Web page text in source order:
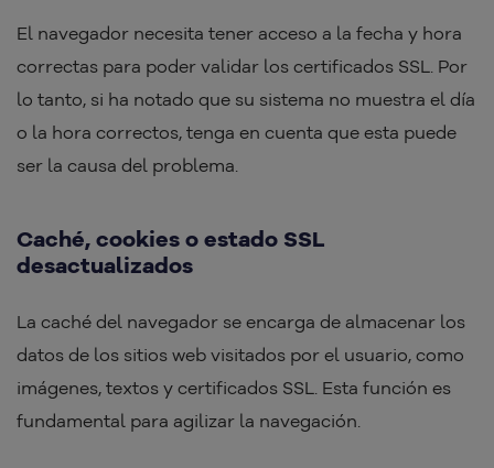
El navegador necesita tener acceso a la fecha y hora
correctas para poder validar los certificados SSL. Por
lo tanto, si ha notado que su sistema no muestra el día
o la hora correctos, tenga en cuenta que esta puede
ser la causa del problema.
Caché, cookies o estado SSL
desactualizados
La caché del navegador se encarga de almacenar los
datos de los sitios web visitados por el usuario, como
imágenes, textos y certificados SSL. Esta función es
fundamental para agilizar la navegación.